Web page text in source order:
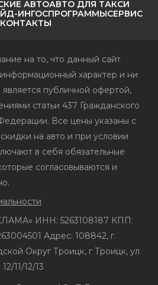
АВТОАВТО ДЛЯ ТАКСИ
ИНГОСПРОГРАММЫСЕРВИС
КОНТАКТЫ
на то, что данный сайт
характер и ни
является публичной офертой,
статьи 437 Гражданского
Все цены указаны с
на авто и при условии
в себя обязательные
согласовываются и
ИНН: 5263108187 КПП:
Адрес: 108842, г.
Округ Троицк, г Троицк, ул
11/12/13